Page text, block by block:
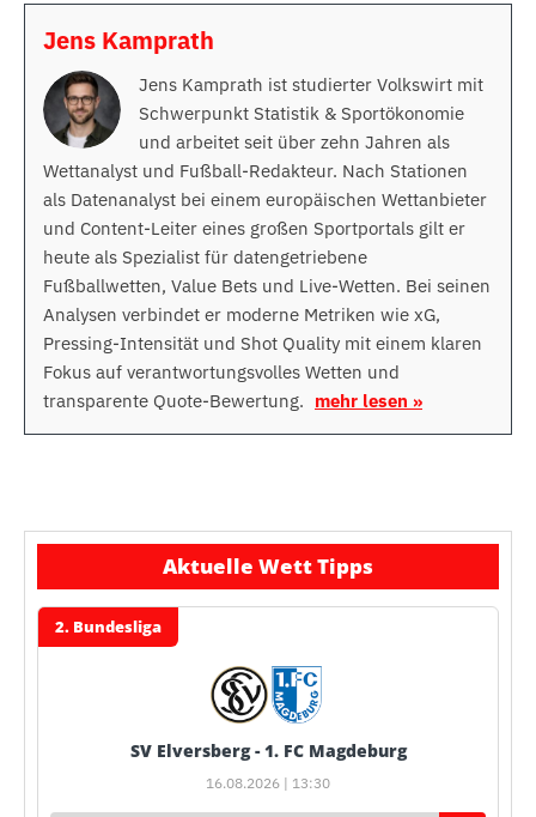
Jens Kamprath
Jens Kamprath ist studierter Volkswirt mit
Schwerpunkt Statistik & Sportökonomie
und arbeitet seit über zehn Jahren als
Wettanalyst und Fußball-Redakteur. Nach Stationen
als Datenanalyst bei einem europäischen Wettanbieter
und Content-Leiter eines großen Sportportals gilt er
heute als Spezialist für datengetriebene
Fußballwetten, Value Bets und Live-Wetten. Bei seinen
Analysen verbindet er moderne Metriken wie xG,
Pressing-Intensität und Shot Quality mit einem klaren
Fokus auf verantwortungsvolles Wetten und
transparente Quote-Bewertung. mehr lesen »
Aktuelle Wett Tipps
2. Bundesliga
SV Elversberg - 1. FC Magdeburg
16.08.2026 | 13:30